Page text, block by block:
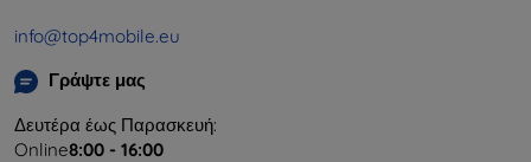
info@top4mobile.eu
Γράψτε μας
Δευτέρα έως Παρασκευή:
Online8:00 - 16:00